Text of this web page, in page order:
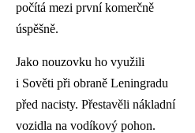
počítá mezi první komerčně
úspěšně.
Jako nouzovku ho využili
i Sověti při obraně Leningradu
před nacisty. Přestavěli nákladní
vozidla na vodíkový pohon.